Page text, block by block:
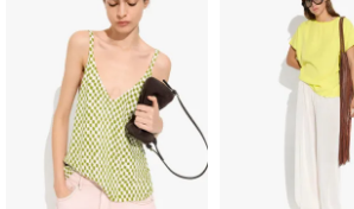
Анти спам заштита - пресметајте колку е 9 - 4 :